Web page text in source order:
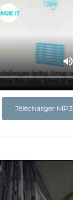
Télécharger MP3